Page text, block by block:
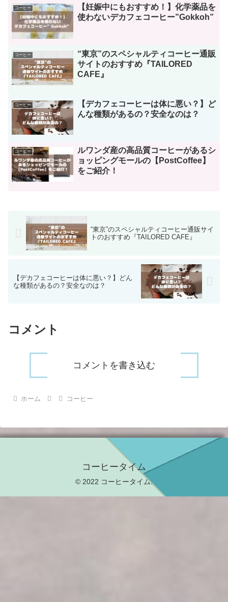
コーヒー
【妊娠中にもおすすめ！】化学薬品を
使わないデカフェコーヒー”Gokkoh”
コーヒー
“東京”のスペシャルティコーヒー通販
サイトのおすすめ『TAILORED
CAFE』
コーヒー
【デカフェコーヒーは体に悪い？】ど
んな種類があるの？安全なのは？
コーヒー
ルワンダ産の高品質コーヒーがあるシ
ョッピングモールの【PostCoffee】
をご紹介！
“東京”のスペシャルティコーヒー通販サイ
トのおすすめ『TAILORED CAFE』
【デカフェコーヒーは体に悪い？】どん
な種類があるの？安全なのは？
コメント
コメントを書き込む
ホーム コーヒー
コーヒータイム
© 2022 コーヒータイム.